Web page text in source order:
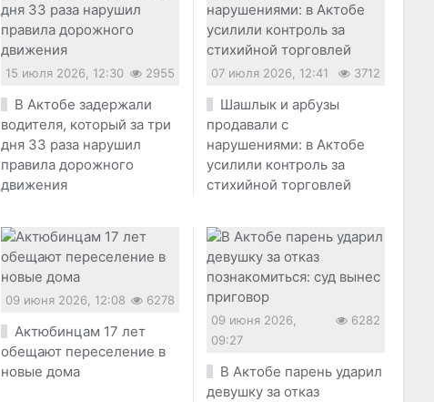
15 июля 2026, 12:30 2955
В Актобе задержали
водителя, который за три
дня 33 раза нарушил
правила дорожного
движения
07 июля 2026, 12:41 3712
Шашлык и арбузы
продавали с
нарушениями: в Актобе
усилили контроль за
стихийной торговлей
09 июня 2026, 12:08 6278
Актюбинцам 17 лет
обещают переселение в
новые дома
09 июня 2026,
09:27
6282
В Актобе парень ударил
девушку за отказ